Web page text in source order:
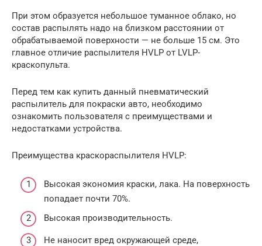
При этом образуется небольшое туманное облако, но
состав распылять надо на близком расстоянии от
обрабатываемой поверхности — не больше 15 см. Это
главное отличие распылителя HVLP от LVLP-
краскопульта.
Перед тем как купить данный пневматический
распылитель для покраски авто, необходимо
ознакомить пользователя с преимуществами и
недостатками устройства.
Преимущества краскораспылителя HVLP:
Высокая экономия краски, лака. На поверхность
попадает почти 70%.
Высокая производительность.
Не наносит вред окружающей среде,